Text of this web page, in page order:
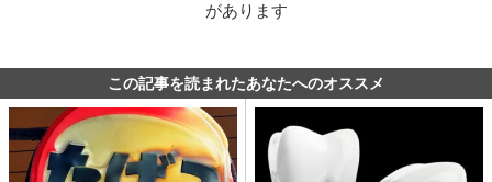
があります
この記事を読まれたあなたへのオススメ